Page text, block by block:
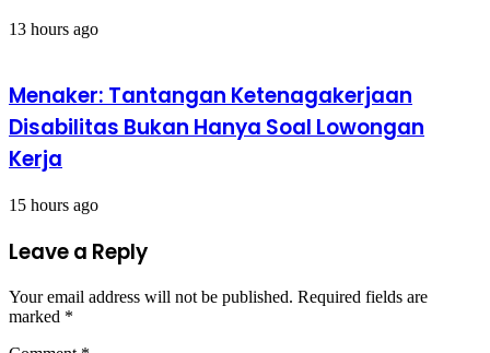
13 hours ago
Menaker: Tantangan Ketenagakerjaan
Disabilitas Bukan Hanya Soal Lowongan
Kerja
15 hours ago
Leave a Reply
Your email address will not be published. Required fields are
marked *